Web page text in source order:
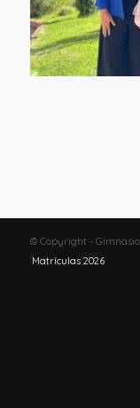
© Copyright - Gimnasio
Matrículas 2026